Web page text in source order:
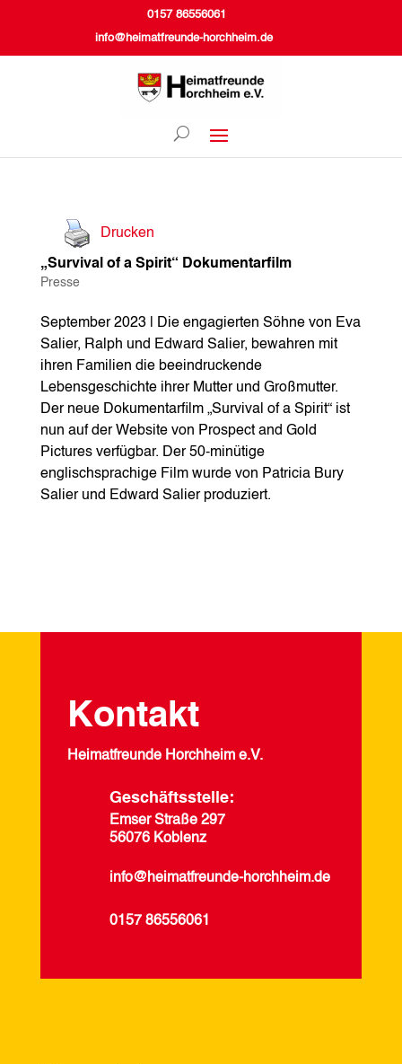
0157 86556061
info@heimatfreunde-horchheim.de
Drucken
„Survival of a Spirit“ Dokumentarfilm
Presse
September 2023 | Die engagierten Söhne von Eva
Salier, Ralph und Edward Salier, bewahren mit
ihren Familien die beeindruckende
Lebensgeschichte ihrer Mutter und Großmutter.
Der neue Dokumentarfilm „Survival of a Spirit“ ist
nun auf der Website von Prospect and Gold
Pictures verfügbar. Der 50-minütige
englischsprachige Film wurde von Patricia Bury
Salier und Edward Salier produziert.
Kontakt
Heimatfreunde Horchheim e.V.
Geschäftsstelle:
Emser Straße 297
56076 Koblenz
info@heimatfreunde-horchheim.de
0157 86556061